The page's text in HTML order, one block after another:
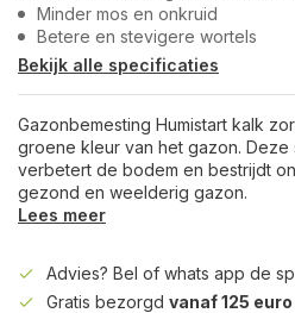
Minder mos en onkruid
Betere en stevigere wortels
Bekijk alle specificaties
Gazonbemesting Humistart kalk
groene kleur van het gazon.
verbetert de bodem en bestrijdt
gezond en weelderig gazon.
Lees meer
Advies? Bel of whats app de
Gratis bezorgd vanaf 125 euro